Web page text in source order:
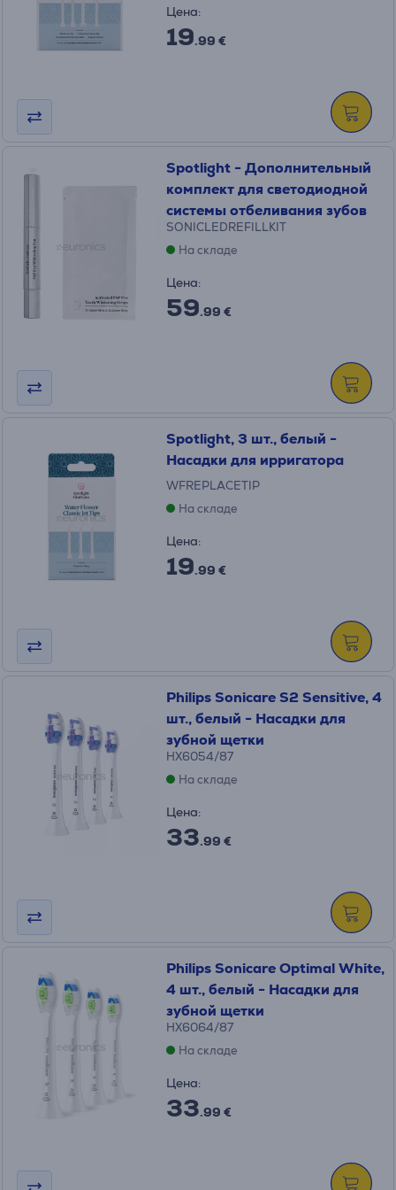
Цена:
19.99 €
Spotlight - Дополнительный
комплект для светодиодной
системы отбеливания зубов
SONICLEDREFILLKIT
На складе
Цена:
59.99 €
Spotlight, 3 шт., белый -
Насадки для ирригатора
WFREPLACETIP
На складе
Цена:
19.99 €
Philips Sonicare S2 Sensitive, 4
шт., белый - Насадки для
зубной щетки
HX6054/87
На складе
Цена:
33.99 €
Philips Sonicare Optimal White,
4 шт., белый - Насадки для
зубной щетки
HX6064/87
На складе
Цена:
33.99 €